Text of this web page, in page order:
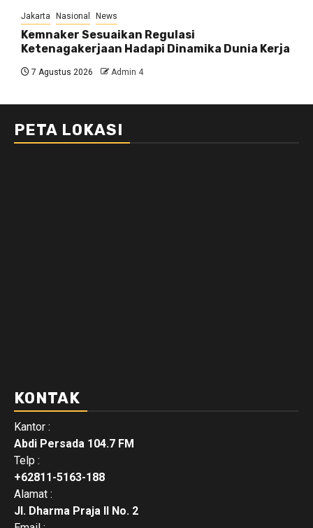
Jakarta Nasional News
Kemnaker Sesuaikan Regulasi
Ketenagakerjaan Hadapi Dinamika Dunia Kerja
7 Agustus 2026 Admin 4
PETA LOKASI
KONTAK
Kantor :
Abdi Persada 104.7 FM
Telp :
+62811-5163-188
Alamat :
Jl. Dharma Praja II No. 2